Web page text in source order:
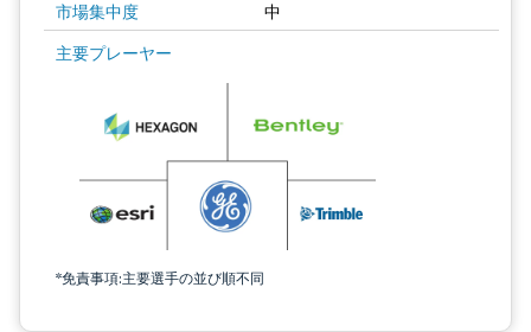
市場集中度 中
主要プレーヤー
*免責事項:主要選手の並び順不同